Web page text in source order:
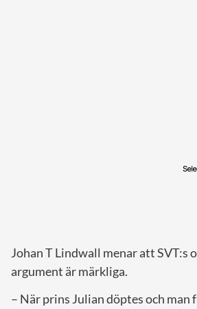
Johan T Lindwall menar att SVT:s
argument är märkliga.
– När prins Julian döptes och man